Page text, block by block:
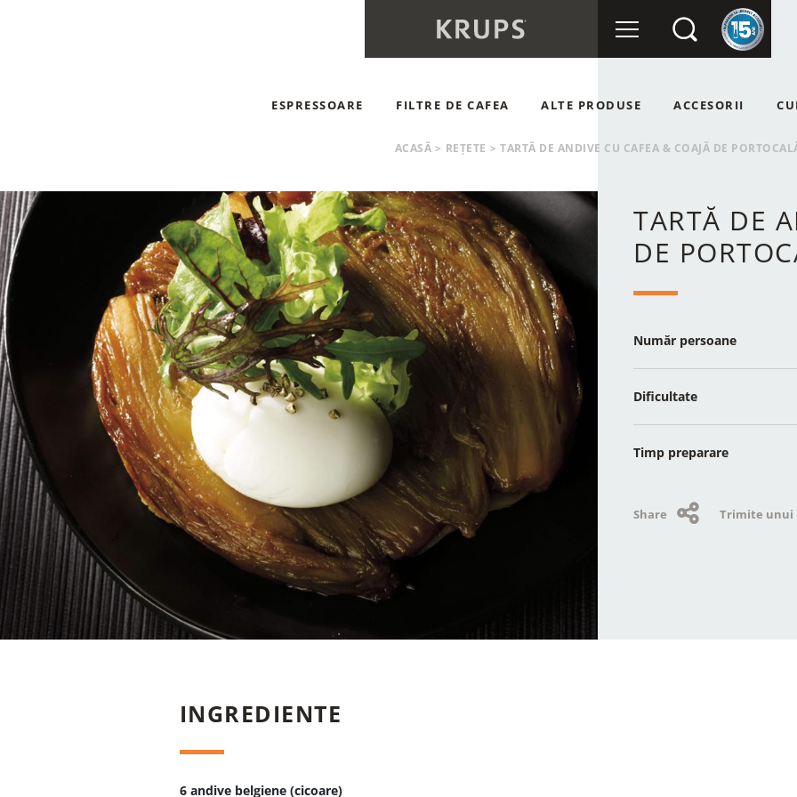
ESPRESSOARE FILTRE DE CAFEA ALTE PRODUSE ACCESORII
ACASĂ > REȚETE > TARTĂ DE ANDIVE CU CAFEA & COAJĂ DE
TARTĂ DE
DE
Număr persoane
Dificultate
Timp preparare
Share Trimite unui
INGREDIENTE
6 andive belgiene (cicoare)